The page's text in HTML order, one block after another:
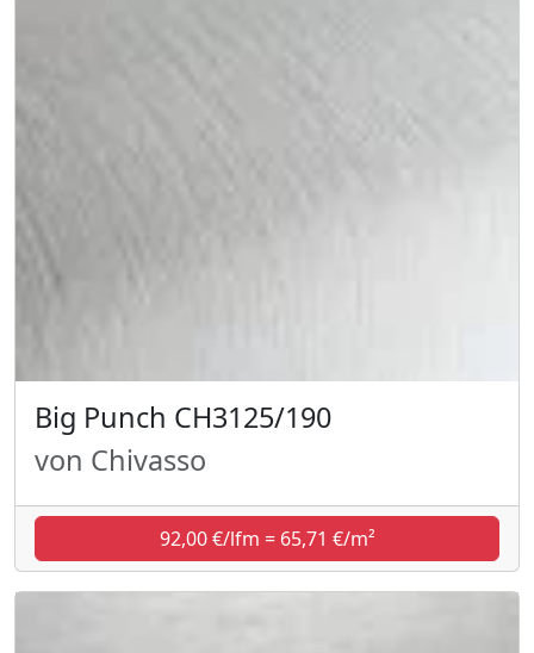
Big Punch CH3125/190
von Chivasso
92,00 €/lfm = 65,71 €/m²